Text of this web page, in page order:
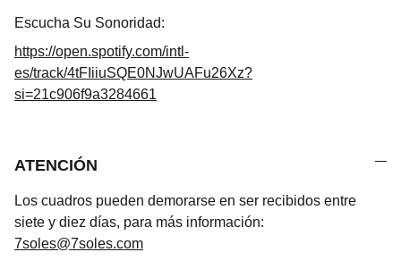
Escucha Su Sonoridad:
https://open.spotify.com/intl-
es/track/4tFIiiuSQE0NJwUAFu26Xz?
si=21c906f9a3284661
ATENCIÓN
Los cuadros pueden demorarse en ser recibidos entre
siete y diez días, para más información:
7soles@7soles.com